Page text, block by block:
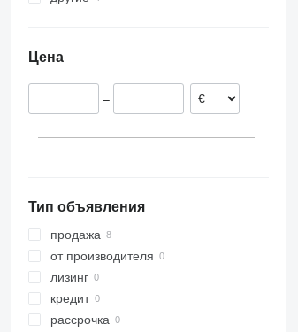
Цена
–
Тип объявления
продажа
от производителя
лизинг
кредит
рассрочка